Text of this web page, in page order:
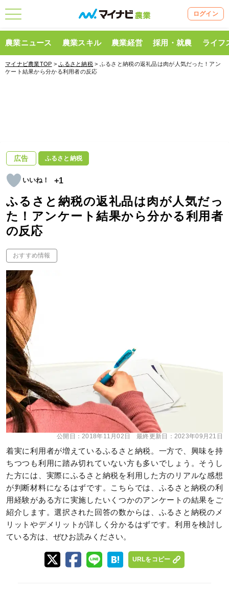
ログイン
農業ニュース 農業スキル 農業経営 採用・就農 ライフ
マイナビ農業TOP >ふるさと納税 > ふるさと納税の返礼品は肉が人気だった！アン
ケート結果から分かる利用者の反応
広告 ふるさと納税
+1
ふるさと納税の返礼品は肉が人気だっ
た！アンケート結果から分かる利用者
の反応
おすすめ情報
公開日：2018年11月02日 最終更新日： 2023年09月21日
着実に利用者が増えているふるさと納税。一方で、興味を持
ちつつも利用に踏み切れていない方も多いでしょう。そうし
た方には、実際にふるさと納税を利用した方のリアルな感想
が判断材料になるはずです。こちらでは、ふるさと納税の利
用経験がある方に実施したいくつかのアンケートの結果をご
紹介します。選択された回答の数からは、ふるさと納税のメ
リットやデメリットが詳しく分かるはずです。利用を検討し
ている方は、ぜひお読みください。
URLをコピー